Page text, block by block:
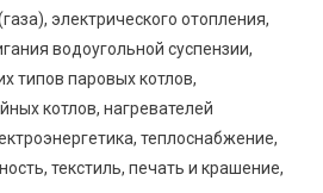
электрического отопления,
водоугольной суспензии,
типов паровых котлов,
котлов, нагревателей
теплоснабжение,
текстиль, печать и крашение,